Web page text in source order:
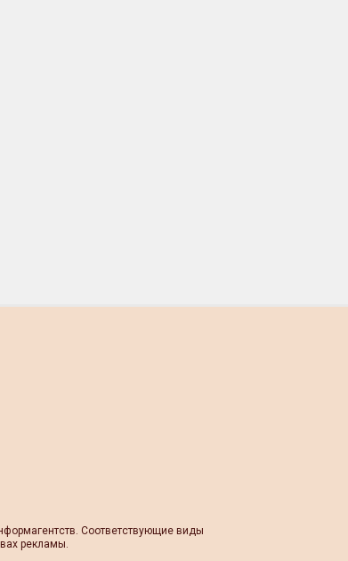
Соответствующие виды
рекламы.